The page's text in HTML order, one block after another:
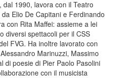
1990, lavora con il Teatro
Elio De Capitani e Ferdinando
con Rita Maffei: assieme a lei
diversi spettacoli per il CSS
FVG. Ha inoltre lavorato con
Marinuzzi, Massimo
di poesie di Pier Paolo Pasolini
con il musicista